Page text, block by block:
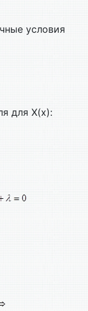
условия
для X(x):